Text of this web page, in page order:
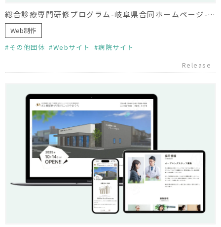
総合診療専門研修プログラム-岐阜県合同ホームページ- ホームページ制作
Web制作
その他団体
Webサイト
病院サイト
Release